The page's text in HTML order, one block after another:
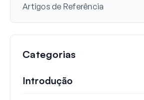
Artigos de Referência
Categorias
Introdução